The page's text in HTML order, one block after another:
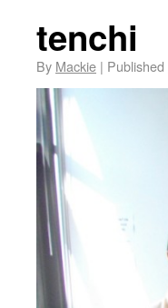
tenchi
By Mackie | Published